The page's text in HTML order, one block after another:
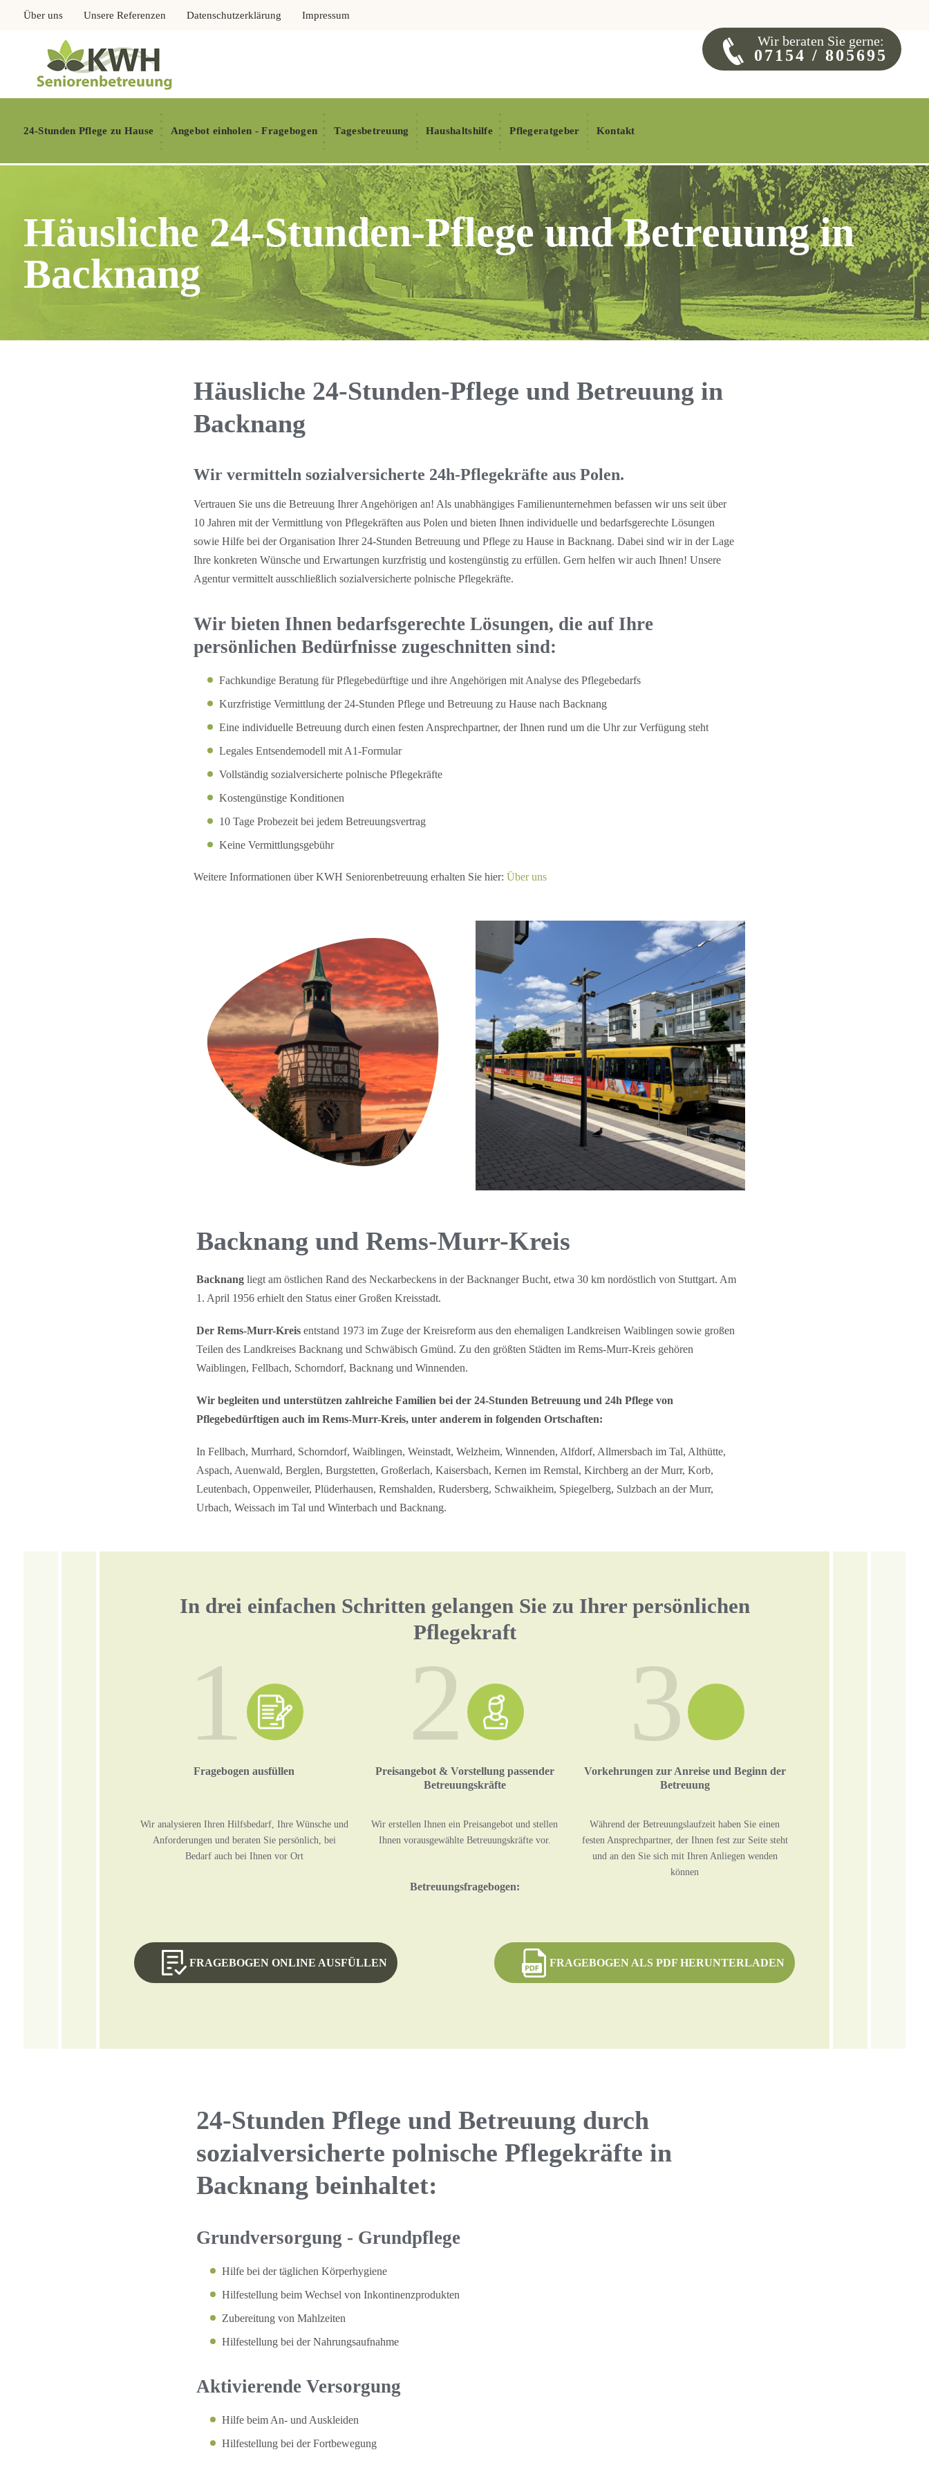
Über uns Unsere Referenzen Datenschutzerklärung Impressum
24-Stunden Pflege zu Hause Angebot einholen - Fragebogen Tagesbetreuung Haushaltshilfe Pflegeratgeber Kontakt
Wir beraten Sie gerne:
07154 / 805695
Häusliche 24-Stunden-Pflege und Betreuung in
Backnang
Häusliche 24-Stunden-Pflege und Betreuung in
Backnang
Wir vermitteln sozialversicherte 24h-Pflegekräfte aus Polen.
Vertrauen Sie uns die Betreuung Ihrer Angehörigen an! Als unabhängiges Familienunternehmen befassen wir uns seit über
10 Jahren mit der Vermittlung von Pflegekräften aus Polen und bieten Ihnen individuelle und bedarfsgerechte Lösungen
sowie Hilfe bei der Organisation Ihrer 24-Stunden Betreuung und Pflege zu Hause in Backnang. Dabei sind wir in der Lage
Ihre konkreten Wünsche und Erwartungen kurzfristig und kostengünstig zu erfüllen. Gern helfen wir auch Ihnen! Unsere
Agentur vermittelt ausschließlich sozialversicherte polnische Pflegekräfte.
Wir bieten Ihnen bedarfsgerechte Lösungen, die auf Ihre
persönlichen Bedürfnisse zugeschnitten sind:
Fachkundige Beratung für Pflegebedürftige und ihre Angehörigen mit Analyse des Pflegebedarfs
Kurzfristige Vermittlung der 24-Stunden Pflege und Betreuung zu Hause nach Backnang
Eine individuelle Betreuung durch einen festen Ansprechpartner, der Ihnen rund um die Uhr zur Verfügung steht
Legales Entsendemodell mit A1-Formular
Vollständig sozialversicherte polnische Pflegekräfte
Kostengünstige Konditionen
10 Tage Probezeit bei jedem Betreuungsvertrag
Keine Vermittlungsgebühr
Weitere Informationen über KWH Seniorenbetreuung erhalten Sie hier: Über uns
Backnang und Rems-Murr-Kreis
Backnang liegt am östlichen Rand des Neckarbeckens in der Backnanger Bucht, etwa 30 km nordöstlich von Stuttgart. Am
1. April 1956 erhielt den Status einer Großen Kreisstadt.
Der Rems-Murr-Kreis entstand 1973 im Zuge der Kreisreform aus den ehemaligen Landkreisen Waiblingen sowie großen
Teilen des Landkreises Backnang und Schwäbisch Gmünd. Zu den größten Städten im Rems-Murr-Kreis gehören
Waiblingen, Fellbach, Schorndorf, Backnang und Winnenden.
Wir begleiten und unterstützen zahlreiche Familien bei der 24-Stunden Betreuung und 24h Pflege von
Pflegebedürftigen auch im Rems-Murr-Kreis, unter anderem in folgenden Ortschaften:
In Fellbach, Murrhard, Schorndorf, Waiblingen, Weinstadt, Welzheim, Winnenden, Alfdorf, Allmersbach im Tal, Althütte,
Aspach, Auenwald, Berglen, Burgstetten, Großerlach, Kaisersbach, Kernen im Remstal, Kirchberg an der Murr, Korb,
Leutenbach, Oppenweiler, Plüderhausen, Remshalden, Rudersberg, Schwaikheim, Spiegelberg, Sulzbach an der Murr,
Urbach, Weissach im Tal und Winterbach und Backnang.
In drei einfachen Schritten gelangen Sie zu Ihrer persönlichen
Pflegekraft
1
Fragebogen ausfüllen
Wir analysieren Ihren Hilfsbedarf, Ihre Wünsche und
Anforderungen und beraten Sie persönlich, bei
Bedarf auch bei Ihnen vor Ort
2
Preisangebot & Vorstellung passender
Betreuungskräfte
Wir erstellen Ihnen ein Preisangebot und stellen
Ihnen vorausgewählte Betreuungskräfte vor.
3
Vorkehrungen zur Anreise und Beginn der
Betreuung
Während der Betreuungslaufzeit haben Sie einen
festen Ansprechpartner, der Ihnen fest zur Seite steht
und an den Sie sich mit Ihren Anliegen wenden
können
Betreuungsfragebogen:
FRAGEBOGEN ONLINE AUSFÜLLEN FRAGEBOGEN ALS PDF HERUNTERLADEN
24-Stunden Pflege und Betreuung durch
sozialversicherte polnische Pflegekräfte in
Backnang beinhaltet:
Grundversorgung - Grundpflege
Hilfe bei der täglichen Körperhygiene
Hilfestellung beim Wechsel von Inkontinenzprodukten
Zubereitung von Mahlzeiten
Hilfestellung bei der Nahrungsaufnahme
Aktivierende Versorgung
Hilfe beim An- und Auskleiden
Hilfestellung bei der Fortbewegung